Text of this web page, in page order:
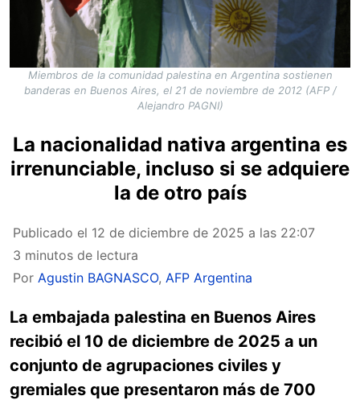
Miembros de la comunidad palestina en Argentina sostienen
banderas en Buenos Aires, el 21 de noviembre de 2012 (AFP /
Alejandro PAGNI)
La nacionalidad nativa argentina es
irrenunciable, incluso si se adquiere
la de otro país
Publicado el 12 de diciembre de 2025 a las 22:07
3 minutos de lectura
Por Agustin BAGNASCO, AFP Argentina
La embajada palestina en Buenos Aires
recibió el 10 de diciembre de 2025 a un
conjunto de agrupaciones civiles y
gremiales que presentaron más de 700